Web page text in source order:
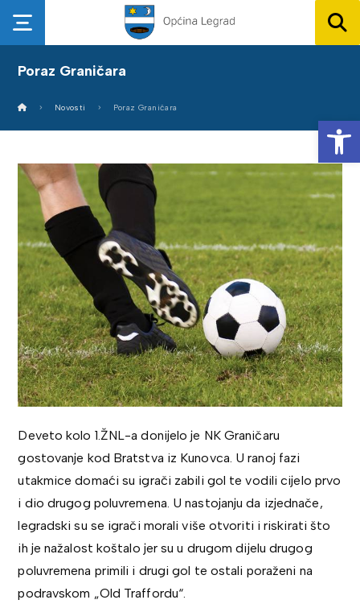
Poraz Graničara
Novosti Poraz Graničara
Deveto kolo 1.ŽNL-a donijelo je NK Graničaru
gostovanje kod Bratstva iz Kunovca. U ranoj fazi
utakmice domaći su igrači zabili gol te vodili cijelo prvo
i dio drugog poluvremena. U nastojanju da izjednače,
legradski su se igrači morali više otvoriti i riskirati što
ih je nažalost koštalo jer su u drugom dijelu drugog
poluvremena primili i drugi gol te ostali poraženi na
podravskom „Old Traffordu“.